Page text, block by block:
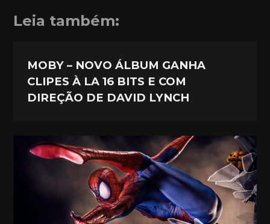
Leia também:
MOBY – NOVO ÁLBUM GANHA
CLIPES À LA 16 BITS E COM
DIREÇÃO DE DAVID LYNCH